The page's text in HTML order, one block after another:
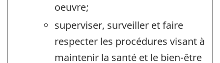
oeuvre;
superviser, surveiller et faire
respecter les procédures visant à
maintenir la santé et le bien-être